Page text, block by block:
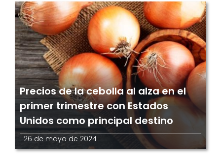
Precios de la cebolla al alza en el
primer trimestre con Estados
Unidos como principal destino
26 de mayo de 2024